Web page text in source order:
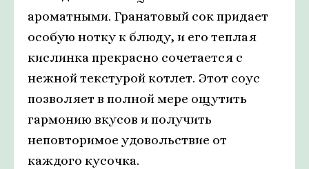
ароматными. Гранатовый сок придает
особую нотку к блюду, и его теплая
кислинка прекрасно сочетается с
нежной текстурой котлет. Этот соус
позволяет в полной мере ощутить
гармонию вкусов и получить
неповторимое удовольствие от
каждого кусочка.